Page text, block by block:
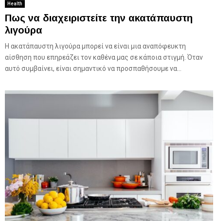
Health
Πως να διαχειριστείτε την ακατάπαυστη
λιγούρα
Η ακατάπαυστη λιγούρα μπορεί να είναι μια αναπόφευκτη
αίσθηση που επηρεάζει τον καθένα μας σε κάποια στιγμή. Όταν
αυτό συμβαίνει, είναι σημαντικό να προσπαθήσουμε να...